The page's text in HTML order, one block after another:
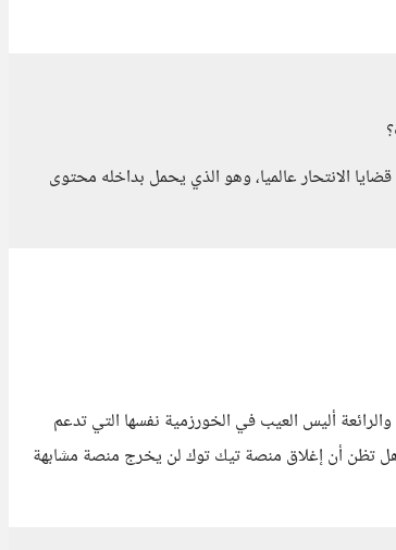
الانتحار عالميا، وهو الذي يحمل بداخله محتوى
أليس العيب في الخورزمية نفسها التي تدعم
وهل تظن أن إغلاق منصة تيك توك لن يخرج منصة مشابهة